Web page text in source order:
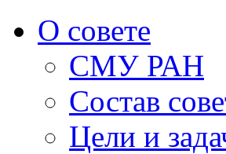
О совете
СМУ РАН
Состав
Цели и